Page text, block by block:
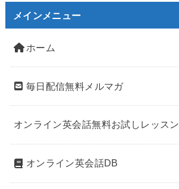
メインメニュー
ホーム
毎日配信無料メルマガ
オンライン英会話無料お試しレッスン
オンライン英会話DB